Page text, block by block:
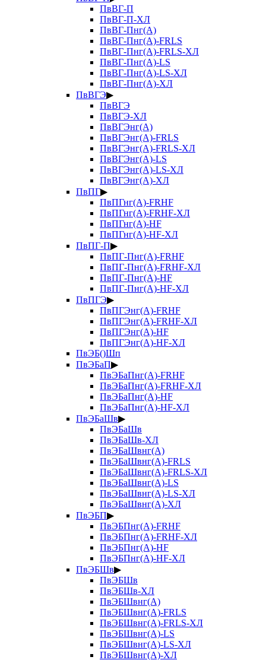
ПвВГ-П
ПвВГ-П-ХЛ
ПвВГ-Пнг(А)
ПвВГ-Пнг(А)-FRLS
ПвВГ-Пнг(А)-FRLS-ХЛ
ПвВГ-Пнг(А)-LS
ПвВГ-Пнг(А)-LS-ХЛ
ПвВГ-Пнг(А)-ХЛ
ПвВГЭ▶
ПвВГЭ
ПвВГЭ-ХЛ
ПвВГЭнг(А)
ПвВГЭнг(А)-FRLS
ПвВГЭнг(А)-FRLS-ХЛ
ПвВГЭнг(А)-LS
ПвВГЭнг(А)-LS-ХЛ
ПвВГЭнг(А)-ХЛ
ПвПГ▶
ПвПГнг(А)-FRHF
ПвПГнг(А)-FRHF-ХЛ
ПвПГнг(А)-HF
ПвПГнг(А)-HF-ХЛ
ПвПГ-П▶
ПвПГ-Пнг(А)-FRHF
ПвПГ-Пнг(А)-FRHF-ХЛ
ПвПГ-Пнг(А)-HF
ПвПГ-Пнг(А)-HF-ХЛ
ПвПГЭ▶
ПвПГЭнг(А)-FRHF
ПвПГЭнг(А)-FRHF-ХЛ
ПвПГЭнг(А)-HF
ПвПГЭнг(А)-HF-ХЛ
ПвЭБ()Шп
ПвЭБаП▶
ПвЭБаПнг(А)-FRHF
ПвЭБаПнг(А)-FRHF-ХЛ
ПвЭБаПнг(А)-HF
ПвЭБаПнг(А)-HF-ХЛ
ПвЭБаШв▶
ПвЭБаШв
ПвЭБаШв-ХЛ
ПвЭБаШвнг(А)
ПвЭБаШвнг(А)-FRLS
ПвЭБаШвнг(А)-FRLS-ХЛ
ПвЭБаШвнг(А)-LS
ПвЭБаШвнг(А)-LS-ХЛ
ПвЭБаШвнг(А)-ХЛ
ПвЭБП▶
ПвЭБПнг(А)-FRHF
ПвЭБПнг(А)-FRHF-ХЛ
ПвЭБПнг(А)-HF
ПвЭБПнг(А)-HF-ХЛ
ПвЭБШв▶
ПвЭБШв
ПвЭБШв-ХЛ
ПвЭБШвнг(А)
ПвЭБШвнг(А)-FRLS
ПвЭБШвнг(А)-FRLS-ХЛ
ПвЭБШвнг(А)-LS
ПвЭБШвнг(А)-LS-ХЛ
ПвЭБШвнг(А)-ХЛ